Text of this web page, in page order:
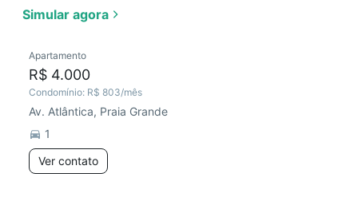
Simular agora
Apartamento
R$ 4.000
Condomínio: R$ 803/mês
Av. Atlântica, Praia Grande
1
Ver contato